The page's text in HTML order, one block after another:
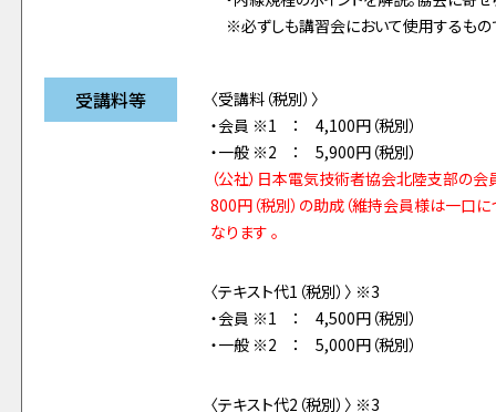
※必ずしも講習会において使用するもの
受講料等
〈受講料（税別）〉
・会員 ※1 ： 4,100円（税別）
・一般 ※2 ： 5,900円（税別）
（公社）日本電気技術者協会北陸支部の
800円（税別）の助成（維持会員様は一口
なります 。
〈テキスト代1（税別）〉 ※3
・会員 ※1 ： 4,500円（税別）
・一般 ※2 ： 5,000円（税別）
〈テキスト代2（税別）〉 ※3